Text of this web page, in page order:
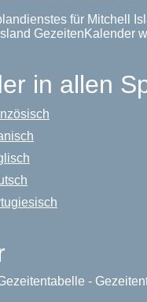
für Mitchell
GezeitenKalender
in allen
-